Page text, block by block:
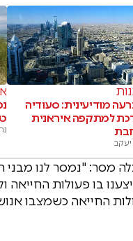
מודיעינית: סעודיה
למתקפה איראנית
יעקב
מסר: "נמסר לנו
בו פעולות
החייאה כשמצבו